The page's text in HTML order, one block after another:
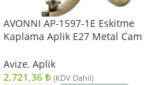
AVONNI AP-1597-1E Eskitme
Kaplama Aplik E27 Metal Cam
Avize, Aplik
2.721,36 ₺ (KDV Dahil)